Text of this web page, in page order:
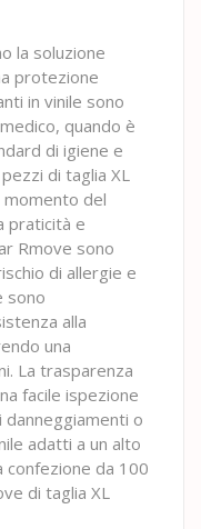
la soluzione
protezione
in vinile sono
quando è
di igiene e
di taglia XL
momento del
praticità e
Rmove sono
di allergie e
sono
alla
una
La trasparenza
facile ispezione
o
adatti a un alto
confezione da 100
di taglia XL